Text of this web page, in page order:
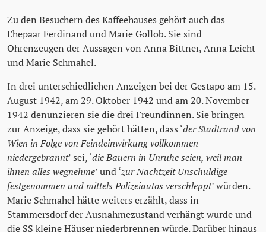
Zu den Besuchern des Kaffeehauses gehört auch das
Ehepaar Ferdinand und Marie Gollob. Sie sind
Ohrenzeugen der Aussagen von Anna Bittner, Anna Leicht
und Marie Schmahel.
In drei unterschiedlichen Anzeigen bei der Gestapo am 15.
August 1942, am 29. Oktober 1942 und am 20. November
1942 denunzieren sie die drei Freundinnen. Sie bringen
zur Anzeige, dass sie gehört hätten, dass ‘der Stadtrand von
Wien in Folge von Feindeinwirkung vollkommen
niedergebrannt’ sei, ‘die Bauern in Unruhe seien, weil man
ihnen alles wegnehme’ und ‘zur Nachtzeit Unschuldige
festgenommen und mittels Polizeiautos verschleppt’ würden.
Marie Schmahel hätte weiters erzählt, dass in
Stammersdorf der Ausnahmezustand verhängt wurde und
die SS kleine Häuser niederbrennen würde. Darüber hinaus